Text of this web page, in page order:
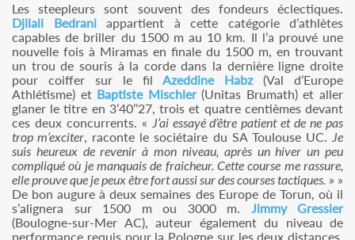
Les steepleurs sont souvent des fondeurs éclectiques.
Djilali Bedraniappartient à cette catégorie d’athlètes
capables de briller du 1500 m au 10 km. Il l’a prouvé une
nouvelle fois à Miramas en finale du 1500 m, en trouvant
un trou de souris à la corde dans la dernière ligne droite
pour coiffer sur le filAzeddine Habz(Val d’Europe
Athlétisme) et Baptiste Mischler(Unitas Brumath) et aller
glaner le titre en 3’40’’27, trois et quatre centièmes devant
ces deux concurrents. « J’ai essayé d’être patient et de ne pas
trop m’exciter, raconte le sociétaire du SA Toulouse UC. Je
suis heureux de revenir à mon niveau, après un hiver un peu
compliqué où je manquais de fraicheur. Cette course me rassure,
elle prouve que je peux être fort aussi sur des courses tactiques. » »
De bon augure à deux semaines des Europe de Torun, où il
s’alignera sur 1500 m ou 3000 m. Jimmy Gressier
(Boulogne-sur-Mer AC), auteur également du niveau de
performance requis pour la Pologne sur les deux distances,